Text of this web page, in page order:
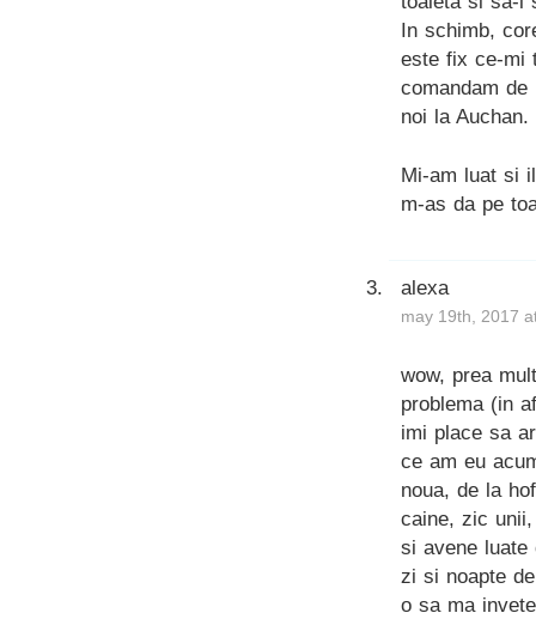
In schimb,
este fix ce-mi
comandam
noi la Auchan.
Mi-am luat si
m-as da pe
alexa
may 19th, 2017
wow, prea
problema (in
imi place sa
ce am eu
noua, de la
caine, zic
si avene
zi si noapte
o sa ma